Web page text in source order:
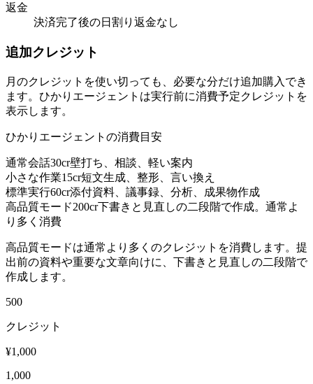
返金
決済完了後の日割り返金なし
追加クレジット
月のクレジットを使い切っても、必要な分だけ追加購入でき
ます。ひかりエージェントは実行前に消費予定クレジットを
表示します。
ひかりエージェントの消費目安
通常会話30cr壁打ち、相談、軽い案内
小さな作業15cr短文生成、整形、言い換え
標準実行60cr添付資料、議事録、分析、成果物作成
高品質モード200cr下書きと見直しの二段階で作成。通常よ
り多く消費
高品質モードは通常より多くのクレジットを消費します。提
出前の資料や重要な文章向けに、下書きと見直しの二段階で
作成します。
500
クレジット
¥1,000
1,000